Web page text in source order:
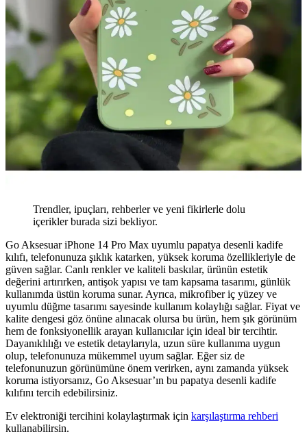
Trendler, ipuçları, rehberler ve yeni fikirlerle dolu
içerikler burada sizi bekliyor.
Go Aksesuar iPhone 14 Pro Max uyumlu papatya desenli kadife
kılıfı, telefonunuza şıklık katarken, yüksek koruma özellikleriyle de
güven sağlar. Canlı renkler ve kaliteli baskılar, ürünün estetik
değerini artırırken, antişok yapısı ve tam kapsama tasarımı, günlük
kullanımda üstün koruma sunar. Ayrıca, mikrofiber iç yüzey ve
uyumlu düğme tasarımı sayesinde kullanım kolaylığı sağlar. Fiyat ve
kalite dengesi göz önüne alınacak olursa bu ürün, hem şık görünüm
hem de fonksiyonellik arayan kullanıcılar için ideal bir tercihtir.
Dayanıklılığı ve estetik detaylarıyla, uzun süre kullanıma uygun
olup, telefonunuza mükemmel uyum sağlar. Eğer siz de
telefonunuzun görünümüne önem verirken, aynı zamanda yüksek
koruma istiyorsanız, Go Aksesuar’ın bu papatya desenli kadife
kılıfını tercih edebilirsiniz.
Ev elektroniği tercihini kolaylaştırmak için karşılaştırma rehberi
kullanabilirsin.